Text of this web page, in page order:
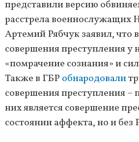
представили версию
расстрела военнослужащих
Артемий Рябчук заявил, что
совершения преступления у
«помрачение сознания» и
Также в ГБР обнародовали
совершения преступления –
них является совершение
состоянии аффекта, но и